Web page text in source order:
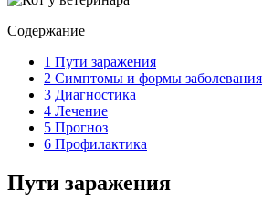
Содержание
1 Пути заражения
2 Симптомы и формы заболевания
3 Диагностика
4 Лечение
5 Прогноз
6 Профилактика
Пути заражения